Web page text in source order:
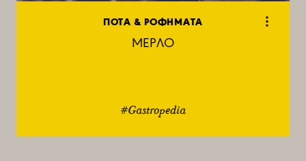
ΠΟΤΑ & ΡΟΦΗΜΑΤΑ
ΜΕΡΛΟ
#Gastropedia